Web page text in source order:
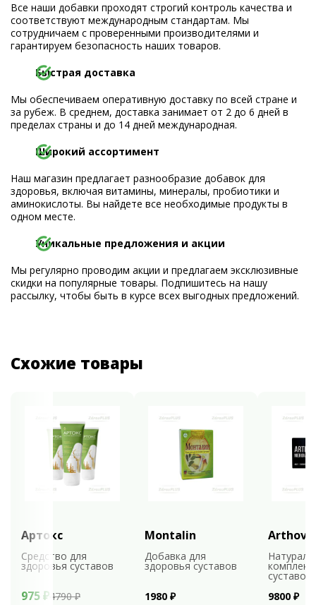
Все наши добавки проходят строгий контроль качества и
соответствуют международным стандартам. Мы
сотрудничаем с проверенными производителями и
гарантируем безопасность наших товаров.
Быстрая доставка
Мы обеспечиваем оперативную доставку по всей стране и
за рубеж. В среднем, доставка занимает от 2 до 6 дней в
пределах страны и до 14 дней международная.
Широкий ассортимент
Наш магазин предлагает разнообразие добавок для
здоровья, включая витамины, минералы, пробиотики и
аминокислоты. Вы найдете все необходимые продукты в
одном месте.
Уникальные предложения и акции
Мы регулярно проводим акции и предлагаем эксклюзивные
скидки на популярные товары. Подпишитесь на нашу
рассылку, чтобы быть в курсе всех выгодных предложений.
Схожие товары
Артокс
Средство для
здоровья суставов
975 ₽ 4790 ₽
Montalin
Добавка для
здоровья суставов
1980 ₽
комплекс
суставов
9800 ₽